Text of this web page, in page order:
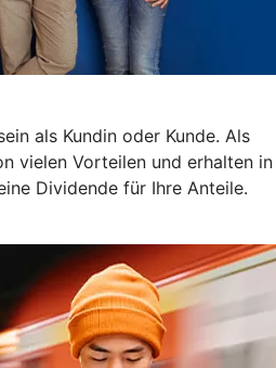
als Kundin oder Kunde. Als
vielen Vorteilen und erhalten in
Dividende für Ihre Anteile.